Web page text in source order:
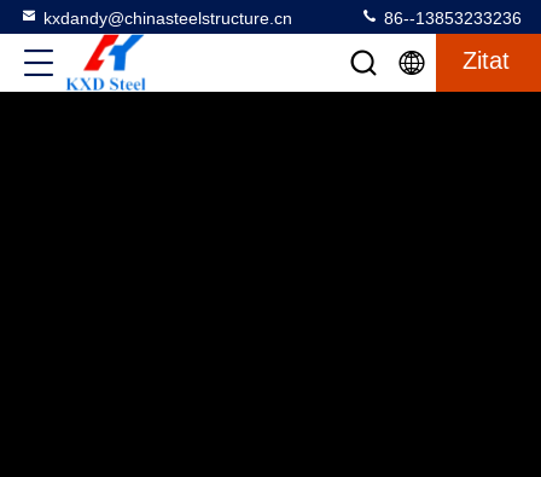
kxdandy@chinasteelstructure.cn 86--13853233236
Zitat